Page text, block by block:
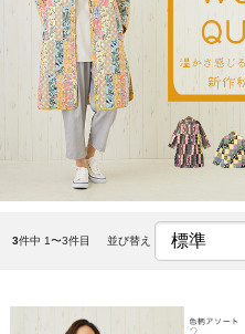
3件中 1〜3件目 並び替え